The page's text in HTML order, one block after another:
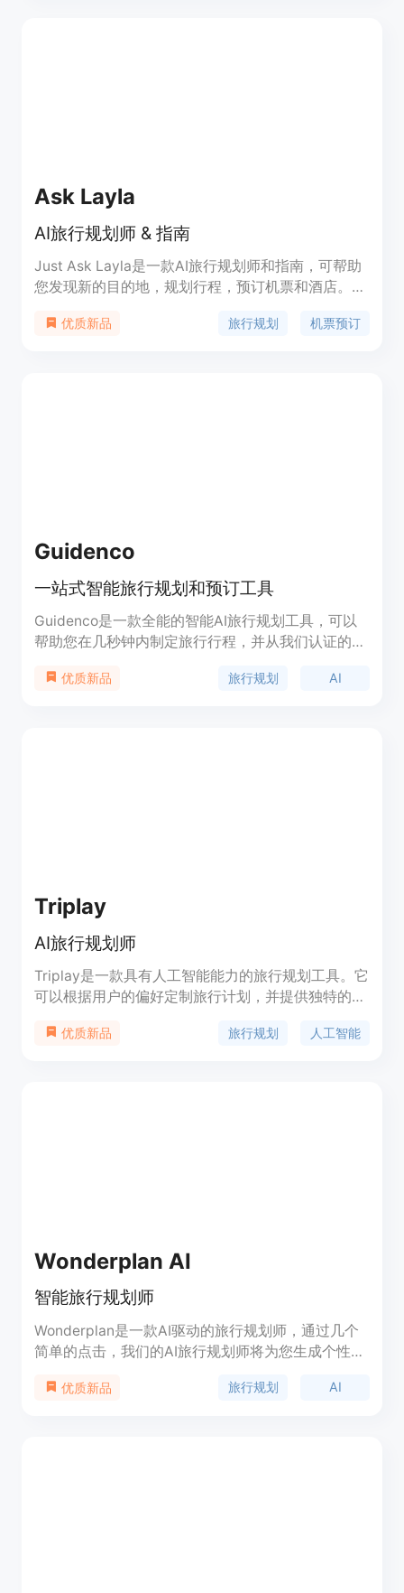
Ask Layla
AI旅行规划师 & 指南
Just Ask Layla是一款AI旅行规划师和指南，可帮助
您发现新的目的地，规划行程，预订机票和酒店。它
议。优质新品 旅行规划 机票预订
Guidenco
一站式智能旅行规划和预订工具
Guidenco是一款全能的智能AI旅行规划工具，可以
帮助您在几秒钟内制定旅行行程，并从我们认证的旅
AI行程工具，为您量身定制旅行体验！选择您的目的
优质新品 旅行规划 AI
Triplay
AI旅行规划师
Triplay是一款具有人工智能能力的旅行规划工具。它
可以根据用户的偏好定制旅行计划，并提供独特的景
地，以及灵活调整每天的计划顺序。Triplay帮助用户
优质新品 旅行规划 人工智能
Wonderplan AI
智能旅行规划师
Wonderplan是一款AI驱动的旅行规划师，通过几个
简单的点击，我们的AI旅行规划师将为您生成个性化
的方方面面。您可以根据自己的需求自定义行程，我
优质新品 旅行规划 AI